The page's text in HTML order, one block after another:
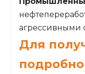
агрессивными
Для